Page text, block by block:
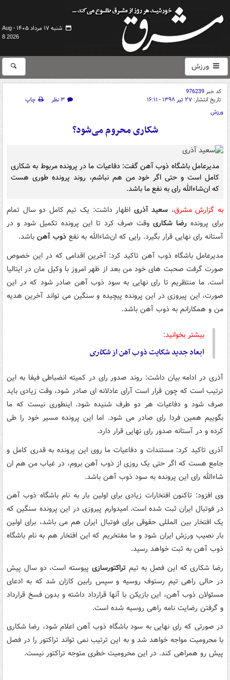
شنبه ۱۷ مرداد ۱۴۰۵ -
Aug
8 2026
ورزش
کد خبر976239
تاریخ انتشار: ۲۷ تیر ۱۳۹۸ - ۱۶:۱۱ ۳ نظر
چاپ
ورزش
شکاری محروم می‌شود؟
مدیرعامل باشگاه ذوب آهن گفت: دفاعیات ما در پرونده مربوط به شکاری
کامل است و حتی اگر خود من هم نباشم، روند پرونده طوری هست
که ان‌شاءالله رای به نفع ما باشد.
به گزارش مشرق، سعید آذری اظهار داشت: یک تیم کامل دو سال تمام
برای پرونده رضا شکاری وقت صرف کرد تا این پرونده تکمیل شود و در
آستانه رای نهایی قرار بگیرد. رایی که ان‌شاءالله به نفع ذوب آهن باشد.
مدیرعامل باشگاه ذوب آهن تاکید کرد: آخرین اقدامی که در این خصوص
صورت گرفت صحبت های خود من بعد از ظهر امروز با وکیل مان در ایتالیا
است. ما منتظریم تا رای نهایی به سود ذوب آهن صادر شود که در این
صورت، این پیروزی در این پرونده پیچیده و سنگین می تواند آخرین هدیه
من و همکارانم به ذوب آهن باشد.
بیشتر بخوانید:
ابعاد جدید شکایت ذوب آهن ازشکاری
آذری در ادامه بیان داشت: روند صدور رای در کمیته انضباطی فیفا به این
ترتیب است که چون قرار است آرای عادلانه ای صادر شود، وقت زیادی باید
صرف شود و دفاعیات هر دو طرف شنیده شود. اینطوری نیست که ما
بگوییم همین فردا رای صادر می شود. اما این پرونده مسیر خود را طی
کرده و در آستانه صدور رای نهایی قرار دارد.
آذری تاکید کرد: مستندات و دفاعیات ما روی این پرونده به قدری کامل و
جامع هست که اگر حتی یک روزی از ذوب آهن بروم، در غیاب من هم ان
شاءالله رای این پرونده به سود ذوب آهن باشد.
وی افزود: تاکنون افتخارات زیادی برای اولین بار به نام باشگاه ذوب آهن
در فوتبال ایران ثبت شده است. امیدوارم پیروزی در این پرونده سنگین که
یک افتخار بین المللی حقوقی برای فوتبال ایران هم می باشد، برای اولین
بار نصیب ورزش ایران شود و ما مفتخریم که این افتخار هم به نام باشگاه
ذوب آهن به ثبت خواهد رسید.
رضا شکاری که این فصل به تیمتراکتورسازی پیوسته است، دو سال پیش
در حالی راهی تیم رستوف روسیه و سپس رابین کازان شد که به ادعای
مسئولان ذوب آهن، این بازیکن با آنها قرارداد داشته و بدون فسخ قرارداد
و گرفتن رضایت نامه راهی روسیه شده است.
در صورتی که رای نهایی به سود باشگاه ذوب آهن اعلام شود، رضا شکاری
با محرومیت مواجه خواهد شد و به این ترتیب نمی تواند تراکتور را در فصل
پیش رو همراهی کند. در این محرومیت خطری متوجه تراکتور نیست.